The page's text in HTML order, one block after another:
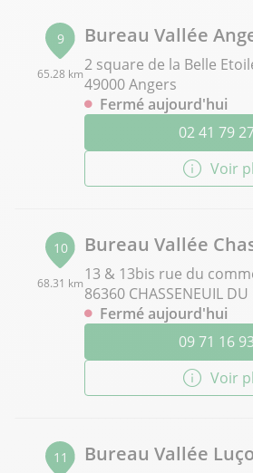
9
65.28 km
Bureau Vallée
2 square de la Belle
49000 Angers
Fermé aujourd'hui
02 41 79
Voir
10
68.31 km
Bureau Vallée
13 & 13bis rue du
86360 CHASSENEUIL DU
Fermé aujourd'hui
09 71 16
Voir
11 Bureau Vallée